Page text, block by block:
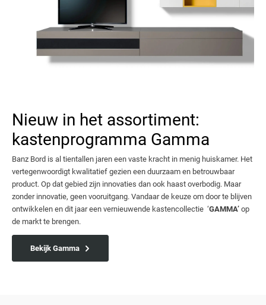
Nieuw in het assortiment:
kastenprogramma Gamma
Banz Bord is al tientallen jaren een vaste kracht in menig huiskamer. Het
vertegenwoordigt kwalitatief gezien een duurzaam en betrouwbaar
product. Op dat gebied zijn innovaties dan ook haast overbodig. Maar
zonder innovatie, geen vooruitgang. Vandaar de keuze om door te blijven
ontwikkelen en dit jaar een vernieuwende kastencollectie ‘GAMMA’ op
de markt te brengen.
Bekijk Gamma